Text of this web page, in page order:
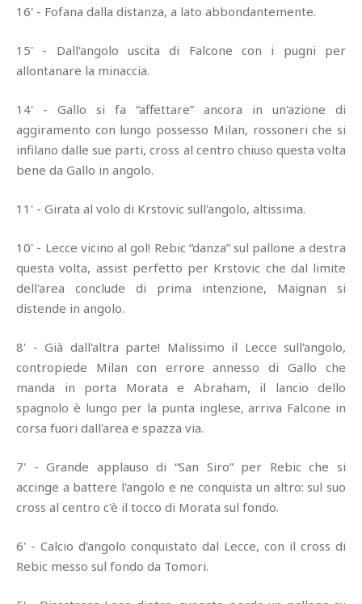
16' - Fofana dalla distanza, a lato abbondantemente.
15' - Dall'angolo uscita di Falcone con i pugni per
allontanare la minaccia.
14' - Gallo si fa “affettare” ancora in un'azione di
aggiramento con lungo possesso Milan, rossoneri che si
infilano dalle sue parti, cross al centro chiuso questa volta
bene da Gallo in angolo.
11' - Girata al volo di Krstovic sull'angolo, altissima.
10' - Lecce vicino al gol! Rebic “danza” sul pallone a destra
questa volta, assist perfetto per Krstovic che dal limite
dell'area conclude di prima intenzione, Maignan si
distende in angolo.
8' - Già dall'altra parte! Malissimo il Lecce sull'angolo,
contropiede Milan con errore annesso di Gallo che
manda in porta Morata e Abraham, il lancio dello
spagnolo è lungo per la punta inglese, arriva Falcone in
corsa fuori dall'area e spazza via.
7' - Grande applauso di “San Siro” per Rebic che si
accinge a battere l'angolo e ne conquista un altro: sul suo
cross al centro c'è il tocco di Morata sul fondo.
6' - Calcio d'angolo conquistato dal Lecce, con il cross di
Rebic messo sul fondo da Tomori.